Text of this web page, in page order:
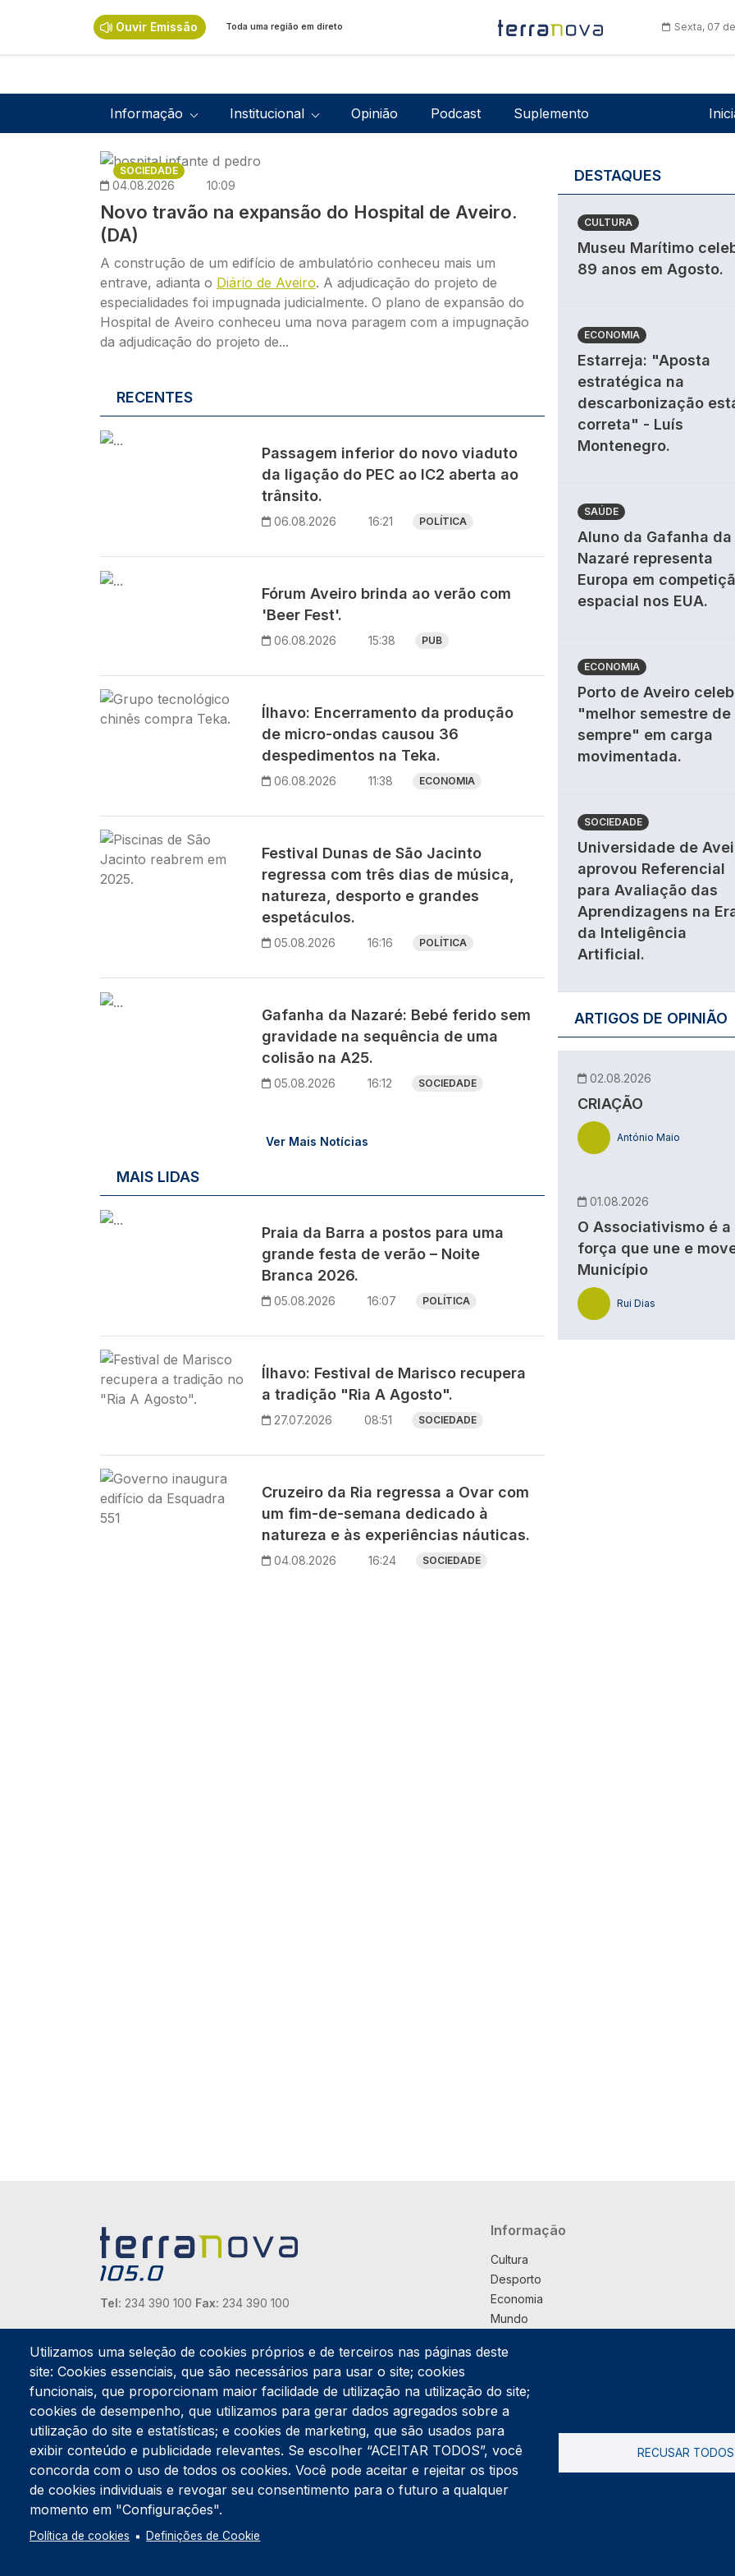
Ouvir Emissão Toda uma região em direto Sexta, 07
Navegação principal
Informação Institucional Opinião Podcast Suplemento
Imagem
SOCIEDADE
04.08.2026 10:09
Novo travão na expansão do Hospital de Aveiro.
(DA)
A construção de um edifício de ambulatório conheceu mais um
entrave, adianta o Diário de Aveiro. A adjudicação do projeto de
especialidades foi impugnada judicialmente. O plano de expansão do
Hospital de Aveiro conheceu uma nova paragem com a impugnação
da adjudicação do projeto de...
RECENTES
Imagem
Passagem inferior do novo viaduto
da ligação do PEC ao IC2 aberta ao
trânsito.
06.08.2026 16:21 POLÍTICA
Imagem
Fórum Aveiro brinda ao verão com
'Beer Fest'.
06.08.2026 15:38 PUB
Imagem
Ílhavo: Encerramento da produção
de micro-ondas causou 36
despedimentos na Teka.
06.08.2026 11:38 ECONOMIA
Imagem
Festival Dunas de São Jacinto
regressa com três dias de música,
natureza, desporto e grandes
espetáculos.
05.08.2026 16:16 POLÍTICA
Imagem
Gafanha da Nazaré: Bebé ferido sem
gravidade na sequência de uma
colisão na A25.
05.08.2026 16:12 SOCIEDADE
Ver Mais Notícias
MAIS LIDAS
Imagem
Praia da Barra a postos para uma
grande festa de verão – Noite
Branca 2026.
05.08.2026 16:07 POLÍTICA
Imagem
Ílhavo: Festival de Marisco recupera
a tradição "Ria A Agosto".
27.07.2026 08:51 SOCIEDADE
Imagem
Cruzeiro da Ria regressa a Ovar com
um fim-de-semana dedicado à
natureza e às experiências náuticas.
04.08.2026 16:24 SOCIEDADE
DESTAQUES
CULTURA
Museu Marítimo
89 anos em Agosto.
ECONOMIA
Estarreja: "Aposta
estratégica na
descarbonização
correta" - Luís
Montenegro.
SAÚDE
Aluno da Gafanha da
Nazaré representa
Europa em
espacial nos EUA.
ECONOMIA
Porto de Aveiro
"melhor semestre de
sempre" em carga
movimentada.
SOCIEDADE
Universidade de
aprovou Referencial
para Avaliação das
Aprendizagens na
da Inteligência
Artificial.
ARTIGOS DE OPINIÃO
02.08.2026
CRIAÇÃO
António Maio
01.08.2026
O Associativismo é a
força que une e
Município
Rui Dias
Tel: 234 390 100 Fax: 234 390 100
Endereço Postal
Apartado 42
Rua Gil Eanes 31
3834-908 Gafanha da Nazaré
Estúdios
Rua Prior Guerra
Edifício do Centro Cultural da Gafanha da Nazaré
3830-556 Gafanha da Nazaré
Navegação principal
Informação
Cultura
Desporto
Economia
Mundo
País
Praça
Pub
Saúde
Sociedade
Rodapé
Utilizamos uma seleção de cookies próprios e de terceiros nas páginas deste
site: Cookies essenciais, que são necessários para usar o site; cookies
funcionais, que proporcionam maior facilidade de utilização na utilização do site;
cookies de desempenho, que utilizamos para gerar dados agregados sobre a
utilização do site e estatísticas; e cookies de marketing, que são usados para
exibir conteúdo e publicidade relevantes. Se escolher “ACEITAR TODOS”, você
concorda com o uso de todos os cookies. Você pode aceitar e rejeitar os tipos
de cookies individuais e revogar seu consentimento para o futuro a qualquer
momento em "Configurações".
Política de cookies Definições de Cookie
RECUSAR TODOS